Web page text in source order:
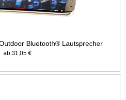
Bluetooth® Lautsprecher
ab 31,05 €